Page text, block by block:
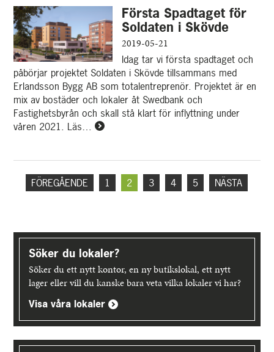
2019
Första Spadtaget för
Soldaten i Skövde
2019-05-21
Idag tar vi första spadtaget och
påbörjar projektet Soldaten i Skövde tillsammans med
Erlandsson Bygg AB som totalentreprenör. Projektet är en
mix av bostäder och lokaler åt Swedbank och
Fastighetsbyrån och skall stå klart för inflyttning under
våren 2021. Läs… Läs
Spadtaget
för
Skövde
FÖREGÅENDE 1 2 3 4 5 NÄSTA
Upptäck
merSöker du lokaler?
Söker du ett nytt kontor, en ny butikslokal, ett nytt
lager eller vill du kanske bara veta vilka lokaler vi har?
Visa våra lokaler